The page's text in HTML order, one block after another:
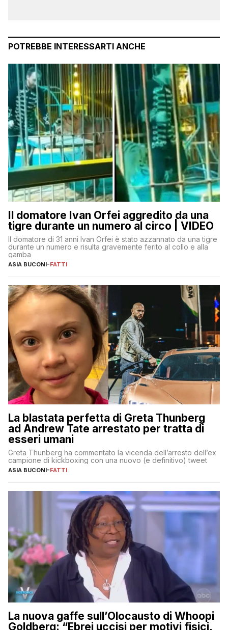
POTREBBE INTERESSARTI ANCHE
Il domatore Ivan Orfei aggredito da una
tigre durante un numero al circo | VIDEO
Il domatore di 31 anni Ivan Orfei è stato azzannato da una tigre
durante un numero e risulta gravemente ferito al collo e alla
gamba
ASIA BUCONI-FATTI
La blastata perfetta di Greta Thunberg
ad Andrew Tate arrestato per tratta di
esseri umani
Greta Thunberg ha commentato la vicenda dell’arresto dell’ex
campione di kickboxing con una nuovo (e definitivo) tweet
ASIA BUCONI-FATTI
La nuova gaffe sull’Olocausto di Whoopi
Goldberg: “Ebrei uccisi per motivi fisici,